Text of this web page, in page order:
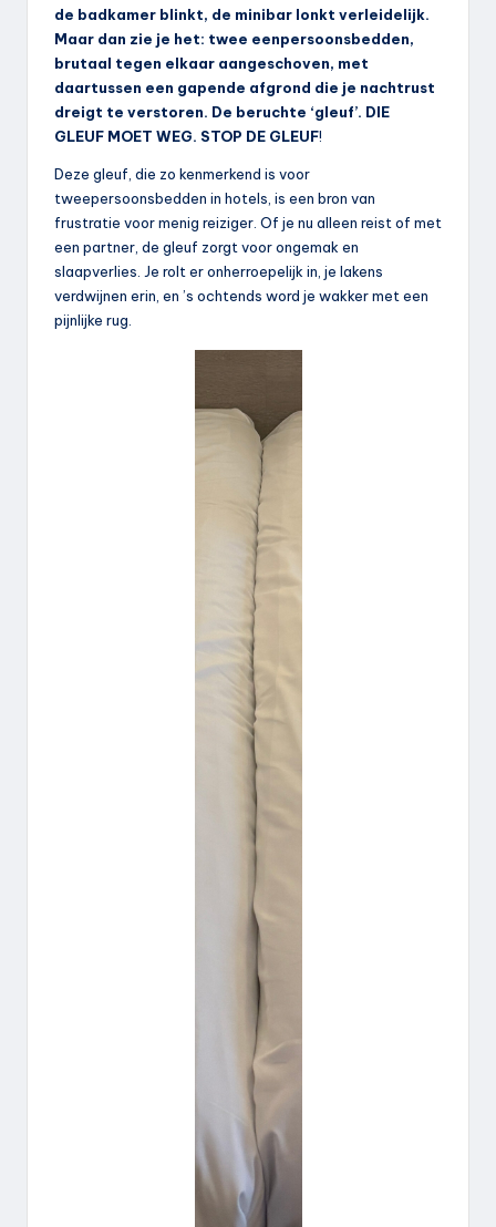
de badkamer blinkt, de minibar lonkt verleidelijk.
Maar dan zie je het: twee eenpersoonsbedden,
brutaal tegen elkaar aangeschoven, met
daartussen een gapende afgrond die je nachtrust
dreigt te verstoren. De beruchte ‘gleuf’. DIE
GLEUF MOET WEG. STOP DE GLEUF!
Deze gleuf, die zo kenmerkend is voor
tweepersoonsbedden in hotels, is een bron van
frustratie voor menig reiziger. Of je nu alleen reist of met
een partner, de gleuf zorgt voor ongemak en
slaapverlies. Je rolt er onherroepelijk in, je lakens
verdwijnen erin, en ’s ochtends word je wakker met een
pijnlijke rug.